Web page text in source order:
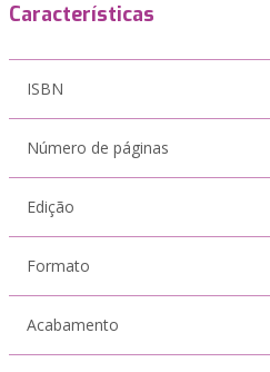
Características
ISBN
Número de páginas
Edição
Formato
Acabamento